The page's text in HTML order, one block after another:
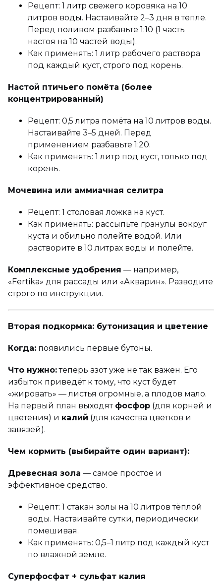
Рецепт: 1 литр свежего коровяка на 10
литров воды. Настаивайте 2–3 дня в тепле.
Перед поливом разбавьте 1:10 (1 часть
настоя на 10 частей воды).
Как применять: 1 литр рабочего раствора
под каждый куст, строго под корень.
Настой птичьего помёта (более
концентрированный)
Рецепт: 0,5 литра помёта на 10 литров воды.
Настаивайте 3–5 дней. Перед
применением разбавьте 1:20.
Как применять: 1 литр под куст, только под
корень.
Мочевина или аммиачная селитра
Рецепт: 1 столовая ложка на куст.
Как применять: рассыпьте гранулы вокруг
куста и обильно полейте водой. Или
растворите в 10 литрах воды и полейте.
Комплексные удобрения — например,
«Fertika» для рассады или «Акварин». Разводите
строго по инструкции.
Вторая подкормка: бутонизация и цветение
Когда: появились первые бутоны.
Что нужно:теперь азот уже не так важен. Его
избыток приведёт к тому, что куст будет
«жировать» — листья огромные, а плодов мало.
На первый план выходят фосфор (для корней и
цветения) и калий (для качества цветков и
завязей).
Чем кормить (выбирайте один вариант):
Древесная зола — самое простое и
эффективное средство.
Рецепт: 1 стакан золы на 10 литров тёплой
воды. Настаивайте сутки, периодически
помешивая.
Как применять: 0,5–1 литр под каждый куст
по влажной земле.
Суперфосфат + сульфат калия